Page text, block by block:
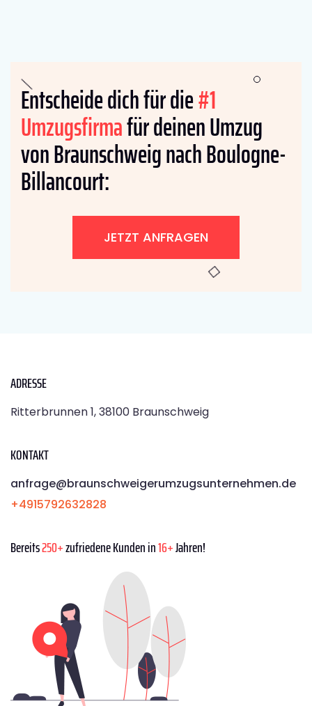
Entscheide dich für die#1
Umzugsfirmafür deinen Umzug
von Braunschweig nach Boulogne-
Billancourt:
JETZT ANFRAGEN
ADRESSE
Ritterbrunnen 1, 38100 Braunschweig
KONTAKT
anfrage@braunschweigerumzugsunternehmen.de
+4915792632828
Bereits250+zufriedene Kunden in16+Jahren!